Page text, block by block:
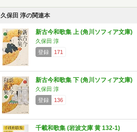
久保田 淳の関連本
新古今和歌集 上 (角川ソフィア文庫)
久保田 淳
登録
171
新古今和歌集 下 (角川ソフィア文庫)
久保田 淳
登録
136
千載和歌集 (岩波文庫 黄 132-1)